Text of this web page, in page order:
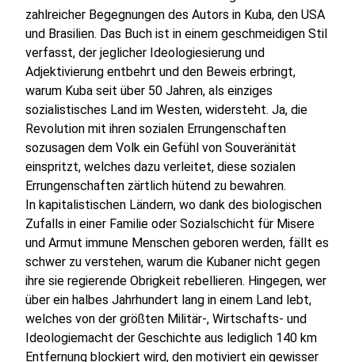
zahlreicher Begegnungen des Autors in Kuba, den USA
und Brasilien. Das Buch ist in einem geschmeidigen Stil
verfasst, der jeglicher Ideologiesierung und
Adjektivierung entbehrt und den Beweis erbringt,
warum Kuba seit über 50 Jahren, als einziges
sozialistisches Land im Westen, widersteht. Ja, die
Revolution mit ihren sozialen Errungenschaften
sozusagen dem Volk ein Gefühl von Souveränität
einspritzt, welches dazu verleitet, diese sozialen
Errungenschaften zärtlich hütend zu bewahren.
In kapitalistischen Ländern, wo dank des biologischen
Zufalls in einer Familie oder Sozialschicht für Misere
und Armut immune Menschen geboren werden, fällt es
schwer zu verstehen, warum die Kubaner nicht gegen
ihre sie regierende Obrigkeit rebellieren. Hingegen, wer
über ein halbes Jahrhundert lang in einem Land lebt,
welches von der größten Militär-, Wirtschafts- und
Ideologiemacht der Geschichte aus lediglich 140 km
Entfernung blockiert wird, den motiviert ein gewisser